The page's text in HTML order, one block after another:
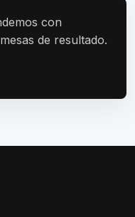
con
de resultado.